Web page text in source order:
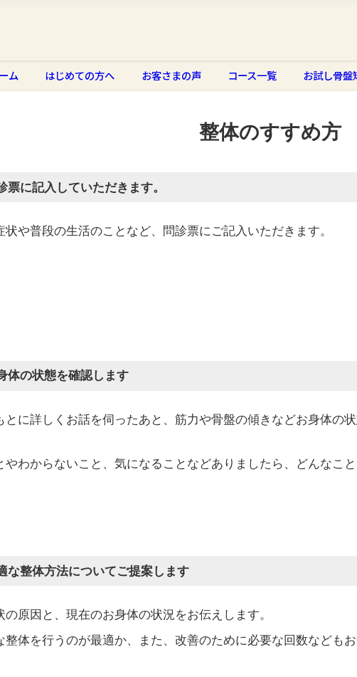
ム はじめての方へ お客さまの声 コース一覧 お試し骨盤
整体のすすめ方
票に記入していただきます。
状や普段の生活のことなど、問診票にご記入いただきます。
体の状態を確認します
とに詳しくお話を伺ったあと、筋力や骨盤の傾きなどお身体の
やわからないこと、気になることなどありましたら、どんなこと
な整体方法についてご提案します
の原因と、現在のお身体の状況をお伝えします。
整体を行うのが最適か、また、改善のために必要な回数なども